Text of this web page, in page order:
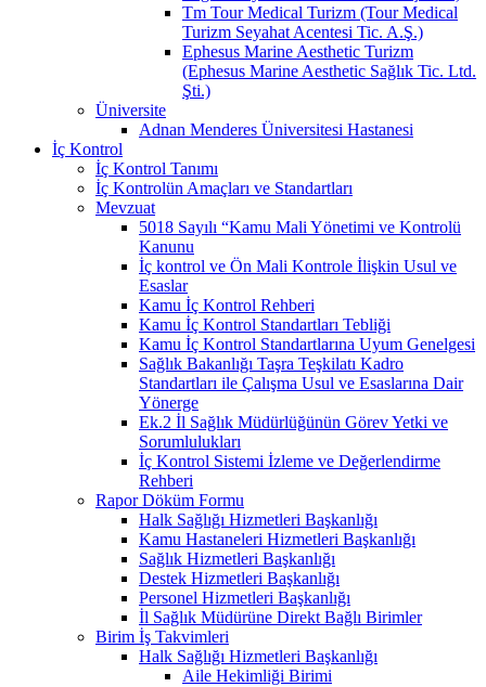
Tm Tour Medical Turizm (Tour Medical
Turizm Seyahat Acentesi Tic. A.Ş.)
Ephesus Marine Aesthetic Turizm
(Ephesus Marine Aesthetic Sağlık Tic. Ltd.
Şti.)
Üniversite
Adnan Menderes Üniversitesi Hastanesi
İç Kontrol
İç Kontrol Tanımı
İç Kontrolün Amaçları ve Standartları
Mevzuat
5018 Sayılı “Kamu Mali Yönetimi ve Kontrolü
Kanunu
İç kontrol ve Ön Mali Kontrole İlişkin Usul ve
Esaslar
Kamu İç Kontrol Rehberi
Kamu İç Kontrol Standartları Tebliği
Kamu İç Kontrol Standartlarına Uyum Genelgesi
Sağlık Bakanlığı Taşra Teşkilatı Kadro
Standartları ile Çalışma Usul ve Esaslarına Dair
Yönerge
Ek.2 İl Sağlık Müdürlüğünün Görev Yetki ve
Sorumlulukları
İç Kontrol Sistemi İzleme ve Değerlendirme
Rehberi
Rapor Döküm Formu
Halk Sağlığı Hizmetleri Başkanlığı
Kamu Hastaneleri Hizmetleri Başkanlığı
Sağlık Hizmetleri Başkanlığı
Destek Hizmetleri Başkanlığı
Personel Hizmetleri Başkanlığı
İl Sağlık Müdürüne Direkt Bağlı Birimler
Birim İş Takvimleri
Halk Sağlığı Hizmetleri Başkanlığı
Aile Hekimliği Birimi